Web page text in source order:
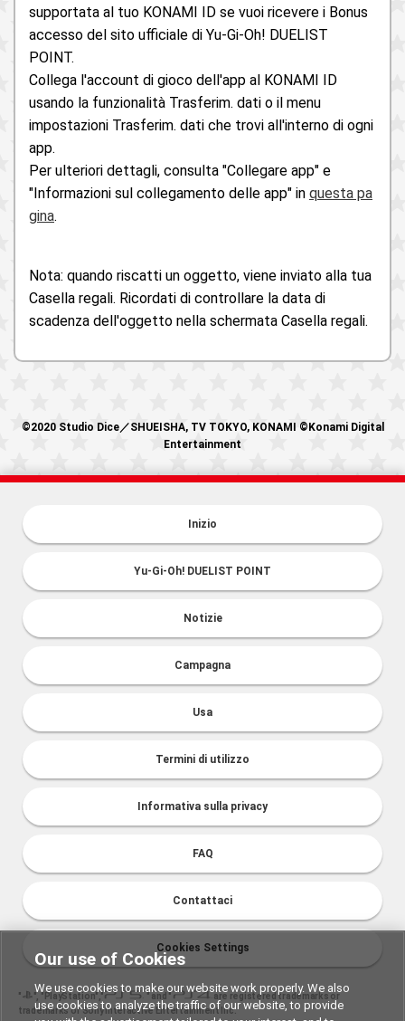
supportata al tuo KONAMI ID se vuoi ricevere i Bonus
accesso del sito ufficiale di Yu-Gi-Oh! DUELIST
POINT.
Collega l'account di gioco dell'app al KONAMI ID
usando la funzionalità Trasferim. dati o il menu
impostazioni Trasferim. dati che trovi all'interno di ogni
app.
Per ulteriori dettagli, consulta "Collegare app" e
"Informazioni sul collegamento delle app" in questa pa
gina.
Nota: quando riscatti un oggetto, viene inviato alla tua
Casella regali. Ricordati di controllare la data di
scadenza dell'oggetto nella schermata Casella regali.
©2020 Studio Dice／SHUEISHA, TV TOKYO, KONAMI ©Konami Digital
Entertainment
Inizio
Yu-Gi-Oh! DUELIST POINT
Notizie
Campagna
Usa
Termini di utilizzo
Informativa sulla privacy
FAQ
Contattaci
Cookies Settings
" ", "PlayStation"," " and "
are registered trademarks or
trademarks of Sony Interactive Entertainment Inc.
Our use of Cookies
We use cookies to make our website work properly. We also
use cookies to analyze the traffic of our website, to provide